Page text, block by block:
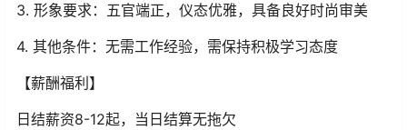
3. 形象要求：五官端正，仪态优雅，具备良好时尚审美
4. 其他条件：无需工作经验，需保持积极学习态度
【薪酬福利】
日结薪资8-12起，当日结算无拖欠